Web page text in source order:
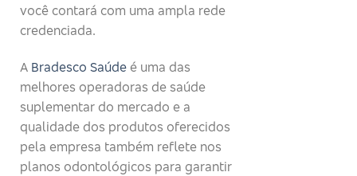
você contará com uma ampla rede
credenciada.
A Bradesco Saúde é uma das
melhores operadoras de saúde
suplementar do mercado e a
qualidade dos produtos oferecidos
pela empresa também reflete nos
planos odontológicos para garantir